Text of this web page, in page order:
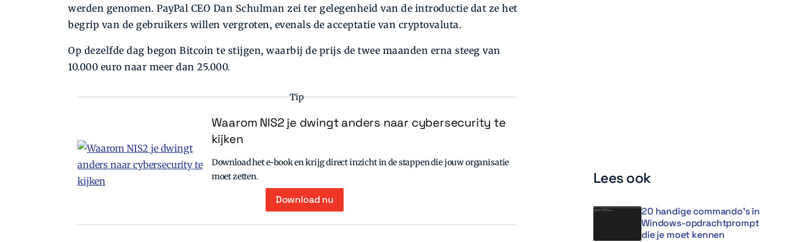
werden genomen. PayPal CEO Dan Schulman zei ter gelegenheid van de introductie dat ze het
begrip van de gebruikers willen vergroten, evenals de acceptatie van cryptovaluta.
Op dezelfde dag begon Bitcoin te stijgen, waarbij de prijs de twee maanden erna steeg van
10.000 euro naar meer dan 25.000.
Tip
Waarom NIS2 je dwingt anders naar cybersecurity te
kijken
Download het e-book en krijg direct inzicht in de stappen die jouw organisatie
moet zetten.
Download nu
Lees ook
20 handige commando’s in
Windows-opdrachtprompt
die je moet kennen